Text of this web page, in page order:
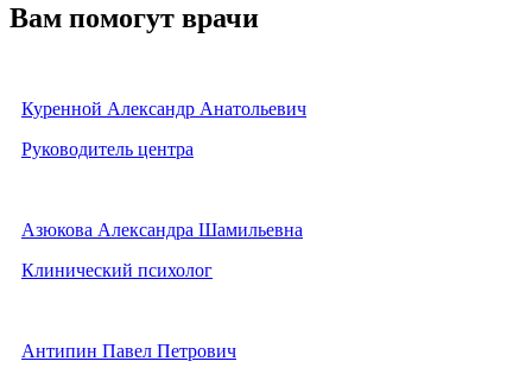
Вам помогут врачи
Куренной Александр Анатольевич
Руководитель центра
Азюкова Александра Шамильевна
Клинический психолог
Антипин Павел Петрович